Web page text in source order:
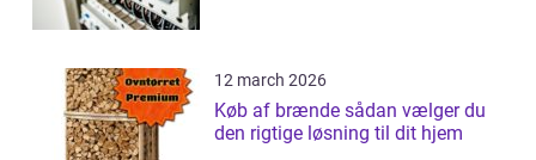
12 march 2026
Køb af brænde sådan vælger du
den rigtige løsning til dit hjem